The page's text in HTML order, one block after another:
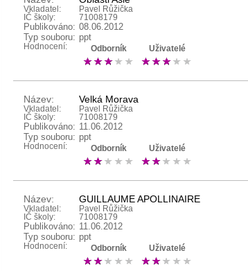
Vkladatel:
Pavel Růžička
IČ školy:
71008179
Publikováno: 08.06.2012
Typ souboru: ppt
Hodnocení: Odborník Uživatelé
Název: Velká Morava
Vkladatel:
Pavel Růžička
IČ školy:
71008179
Publikováno: 11.06.2012
Typ souboru: ppt
Hodnocení: Odborník Uživatelé
Název: GUILLAUME APOLLINAIRE
Vkladatel:
Pavel Růžička
IČ školy:
71008179
Publikováno: 11.06.2012
Typ souboru: ppt
Hodnocení: Odborník Uživatelé